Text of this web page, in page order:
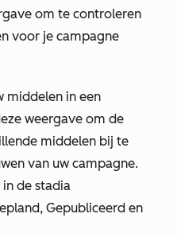
om te controleren
voor je campagne
middelen in een
weergave om de
middelen bij te
van uw campagne.
de stadia
Gepubliceerd en